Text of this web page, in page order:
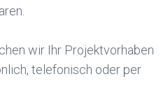
wir Ihr Projektvorhaben
telefonisch oder per